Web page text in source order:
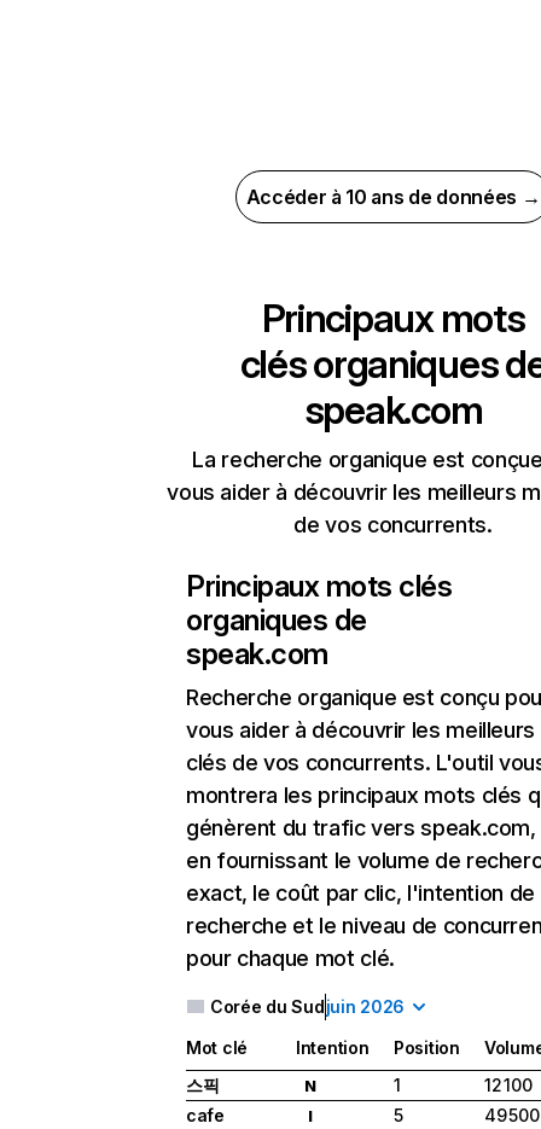
Accéder à 10 ans de données →
Principaux mots
clés organiques
speak.com
La recherche organique est
vous aider à découvrir les meilleurs
de vos concurrents.
Principaux mots clés
organiques de
speak.com
Recherche organique est conçu
vous aider à découvrir les
clés de vos concurrents. L'outil
montrera les principaux mots clés
génèrent du trafic vers
en fournissant le volume de
exact, le coût par clic, l'intention de
recherche et le niveau de
pour chaque mot clé.
Corée du Sudjuin 2026
Mot clé Intention Position
스픽
N 1
12 100
cafe
I 5
49 500